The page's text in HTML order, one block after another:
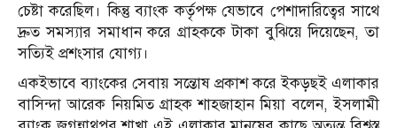
চেষ্টা করেছিল। কিন্তু ব্যাংক কর্তৃপক্ষ যেভাবে পেশাদারিত্বের সাথে
দ্রুত সমস্যার সমাধান করে গ্রাহককে টাকা বুঝিয়ে দিয়েছেন, তা
সত্যিই প্রশংসার যোগ্য।
একইভাবে ব্যাংকের সেবায় সন্তোষ প্রকাশ করে ইকড়ছই এলাকার
বাসিন্দা আরেক নিয়মিত গ্রাহক শাহজাহান মিয়া বলেন, ইসলামী